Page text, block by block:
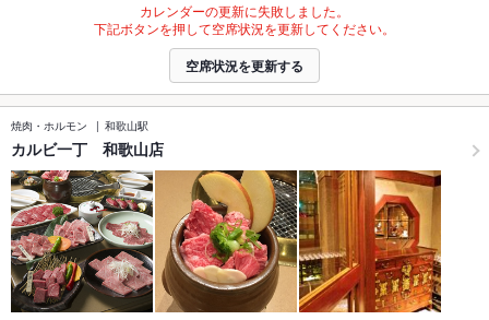
カレンダーの更新に失敗しました。
下記ボタンを押して空席状況を更新してください。
空席状況を更新する
焼肉・ホルモン 和歌山駅
カルビ一丁 和歌山店